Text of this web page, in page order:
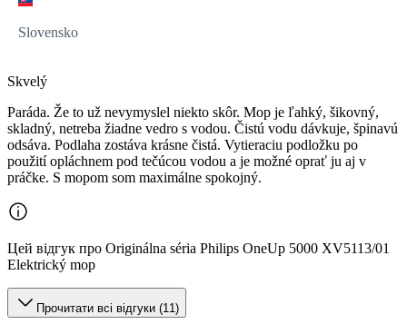
Slovensko
Skvelý
Paráda. Že to už nevymyslel niekto skôr. Mop je ľahký, šikovný,
skladný, netreba žiadne vedro s vodou. Čistú vodu dávkuje, špinavú
odsáva. Podlaha zostáva krásne čistá. Vytieraciu podložku po
použití opláchnem pod tečúcou vodou a je možné oprať ju aj v
práčke. S mopom som maximálne spokojný.
Цей відгук про Originálna séria Philips OneUp 5000 XV5113/01
Elektrický mop
Прочитати всі відгуки (11)